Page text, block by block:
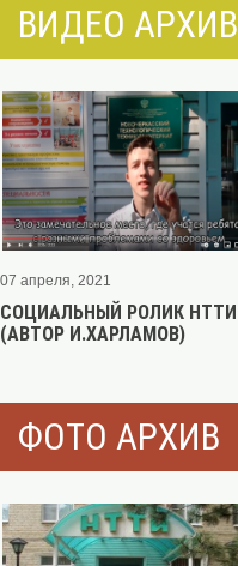
ВИДЕО АРХИВ
07 апреля, 2021
СОЦИАЛЬНЫЙ РОЛИК НТТИ
(АВТОР И.ХАРЛАМОВ)
ФОТО АРХИВ